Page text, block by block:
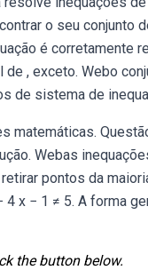
o seu conjunto
é corretamente
, exceto. Webo
de sistema de
matemáticas.
Webas
pontos da
x − 1 ≠ 5. A forma
the button below.